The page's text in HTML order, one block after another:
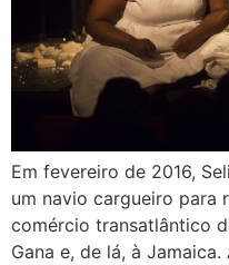
Em fevereiro de 2016,
um navio cargueiro para
comércio transatlântico
Gana e, de lá, à Jamaica.